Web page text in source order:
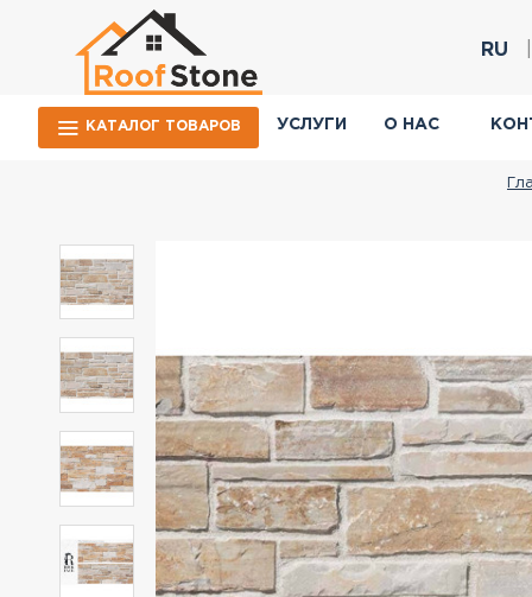
RU
КАТАЛОГ ТОВАРОВ УСЛУГИ О НАС